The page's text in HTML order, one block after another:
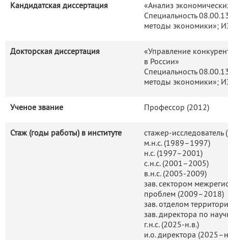
эффектов в современной
формирования
постсоветской России;
даны оценки влияния
пространственные
подход и выполнены
Кандидатская диссертация
«Анализ
Специальность
методы экономики»;
Докторская диссертация
«Управление
в России»
Специальность
методы экономики»;
Ученое звание Профессор (2012)
Стаж (годы работы) в институте
стажер-
м.н.с. (1989–1997)
н.с. (1997–2001)
с.н.с. (2001–2005)
в.н.с. (2005-2009)
зав. сектором
проблем (2009–2018)
зав. отделом
зав. директора по
г.н.с. (2025-н.в.)
и.о. директора